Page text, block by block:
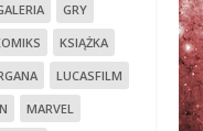
GRY
KSIĄŻKA
LUCASFILM
MARVEL